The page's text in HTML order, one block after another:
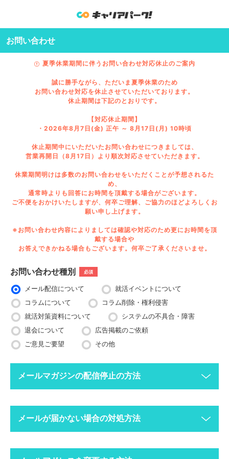
お問い合わせ
夏季休業期間に伴うお問い合わせ対応休止のご案内
誠に勝手ながら、ただいま夏季休業のため
お問い合わせ対応を休止させていただいております。
休止期間は下記のとおりです。
【対応休止期間】
・2026年8月7日(金) 正午 ～ 8月17日(月) 10時頃
休止期間中にいただいたお問い合わせにつきましては、
営業再開日（8月17日）より順次対応させていただきます。
休業期間明けは多数のお問い合わせをいただくことが予想されるた
め、
通常時よりも回答にお時間を頂戴する場合がございます。
ご不便をおかけいたしますが、何卒ご理解、ご協力のほどよろしくお
願い申し上げます。
※お問い合わせ内容によりましては確認や対応のため更にお時間を頂
戴する場合や
お答えできかねる場合もございます。何卒ご了承くださいませ。
お問い合わせ種別 必須
メール配信について
就活イベントについて
コラムについて
コラム削除・権利侵害
就活対策資料について
システムの不具合・障害
退会について
広告掲載のご依頼
ご意見ご要望
その他
メールマガジンの配信停止の方法
ってください。
配信停止までに2〜3営業日ほどかかる場合がございますのでご
メールが届かない場合の対処方法